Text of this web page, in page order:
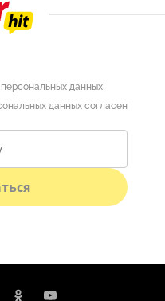
данных
данных согласен